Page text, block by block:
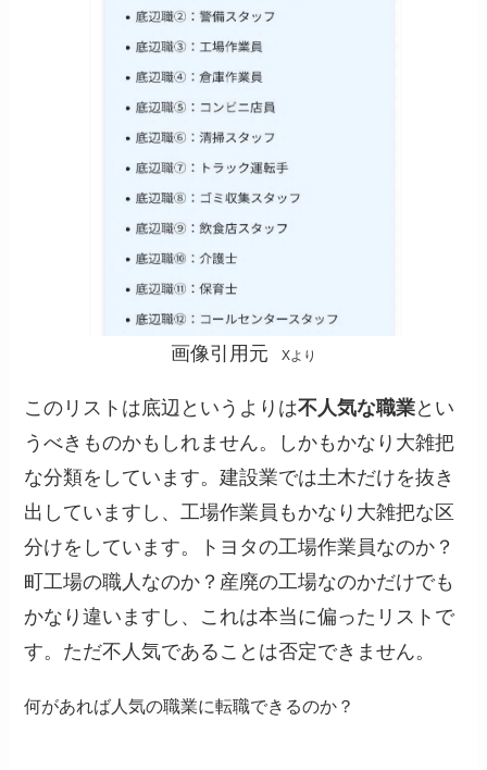
画像引用元 Xより
このリストは底辺というよりは不人気な職業とい
うべきものかもしれません。しかもかなり大雑把
な分類をしています。建設業では土木だけを抜き
出していますし、工場作業員もかなり大雑把な区
分けをしています。トヨタの工場作業員なのか？
町工場の職人なのか？産廃の工場なのかだけでも
かなり違いますし、これは本当に偏ったリストで
す。ただ不人気であることは否定できません。
何があれば人気の職業に転職できるのか？